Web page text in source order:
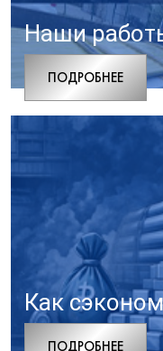
Наши
ПОДРОБНЕЕ
Как
ПОДРОБНЕЕ